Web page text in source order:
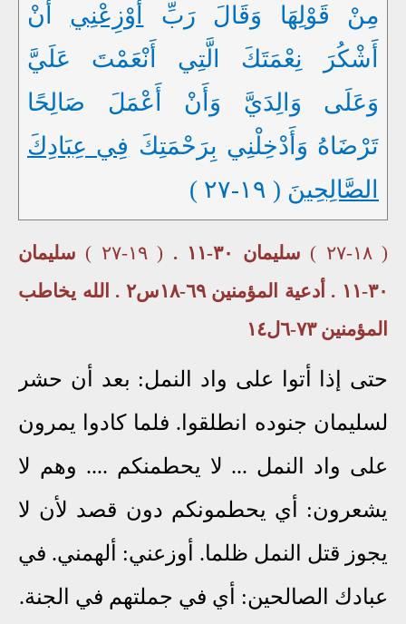
مِنْ قَوْلِهَا وَقَالَ رَبِّ
أَوْزِعْنِي أَنْ
أَشْكُرَ نِعْمَتَكَ الَّتِي أَنْعَمْتَ عَلَيَّ
وَعَلَى وَالِدَيَّ وَأَنْ أَعْمَلَ صَالِحًا
تَرْضَاهُ وَأَدْخِلْنِي بِرَحْمَتِكَ فِي عِبَادِكَ
الصَّالِحِينَ ( ١٩-٢٧ )
( ١٨-٢٧ ) سليمان ٣٠-١١ . ( ١٩-٢٧ )
سليمان
٣٠-١١ . أدعية المؤمنين ٦٩-١٨س٢ . الله يخاطب
المؤمنين ٧٣-٦ل١٤
حتى إذا أتوا على واد النمل: بعد أن حشر
لسليمان جنوده انطلقوا. فلما كادوا يمرون
على واد النمل ... لا يحطمنكم .... وهم لا
يشعرون: أي يحطمونكم دون قصد لأن لا
يجوز قتل النمل ظلما. أوزعني: ألهمني. في
عبادك الصالحين: أي في جملتهم في الجنة.